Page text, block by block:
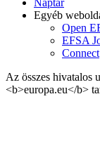
Egyéb
Open
EFSA
Connect
Az összes hivatalos
<b>europa.eu</b>